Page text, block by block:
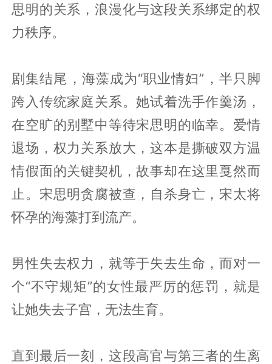
思明的关系，浪漫化与这段关系绑定的权
力秩序。
剧集结尾，海藻成为“职业情妇”，半只脚
跨入传统家庭关系。她试着洗手作羹汤，
在空旷的别墅中等待宋思明的临幸。爱情
退场，权力关系放大，这本是撕破双方温
情假面的关键契机，故事却在这里戛然而
止。宋思明贪腐被查，自杀身亡，宋太将
怀孕的海藻打到流产。
男性失去权力，就等于失去生命，而对一
个“不守规矩”的女性最严厉的惩罚，就是
让她失去子宫，无法生育。
直到最后一刻，这段高官与第三者的生离